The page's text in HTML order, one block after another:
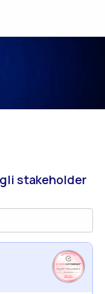
stakeholder
HAPPYTRAINEES
FRANCE
AUG 2025